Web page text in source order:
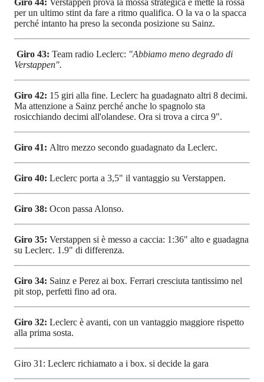
Giro 44: Verstappen prova la mossa strategica e mette la rossa
per un ultimo stint da fare a ritmo qualifica. O la va o la spacca
perché intanto ha preso la seconda posizione su Sainz.
Giro 43: Team radio Leclerc: "Abbiamo meno degrado di
Verstappen".
Giro 42: 15 giri alla fine. Leclerc ha guadagnato altri 8 decimi.
Ma attenzione a Sainz perché anche lo spagnolo sta
rosicchiando decimi all'olandese. Ora si trova a circa 9".
Giro 41: Altro mezzo secondo guadagnato da Leclerc.
Giro 40: Leclerc porta a 3,5" il vantaggio su Verstappen.
Giro 38: Ocon passa Alonso.
Giro 35: Verstappen si è messo a caccia: 1:36" alto e guadagna
su Leclerc. 1.9" di differenza.
Giro 34: Sainz e Perez ai box. Ferrari cresciuta tantissimo nel
pit stop, perfetti fino ad ora.
Giro 32: Leclerc è avanti, con un vantaggio maggiore rispetto
alla prima sosta.
Giro 31: Leclerc richiamato a i box. si decide la gara